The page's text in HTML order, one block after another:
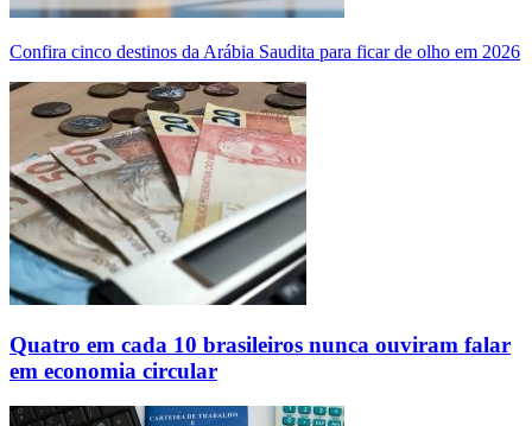
Confira cinco destinos da Arábia Saudita para ficar de olho em 2026
Quatro em cada 10 brasileiros nunca ouviram falar
em economia circular